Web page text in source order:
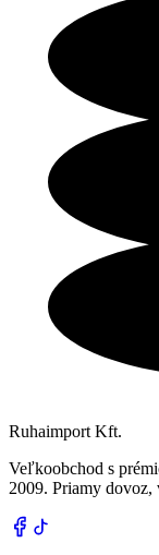
Ruhaimport Kft.
Veľkoobchod s
2009. Priamy dovoz,